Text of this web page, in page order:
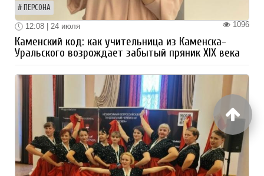
ПЕРСОНА
1096
12:08 | 24 июля
Каменский код: как учительница из Каменска-
Уральского возрождает забытый пряник XIX века